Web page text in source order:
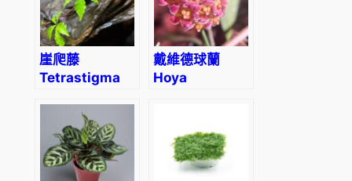
崖爬藤
Tetrastigma
(Wall.) Planch
戴維德球蘭
Hoya